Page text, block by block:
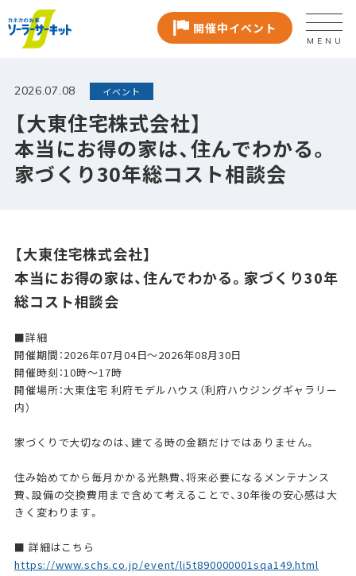
開催中イベント
MENU
2026.07.08 イベント
【大東住宅株式会社】
本当にお得の家は、住んでわかる。
家づくり30年総コスト相談会
【大東住宅株式会社】
本当にお得の家は、住んでわかる。家づくり30年
総コスト相談会
■詳細
開催期間：2026年07月04日〜2026年08月30日
開催時刻：10時～17時
開催場所：大東住宅 利府モデルハウス（利府ハウジングギャラリー
内）
家づくりで大切なのは、建てる時の金額だけではありません。
住み始めてから毎月かかる光熱費、将来必要になるメンテナンス
費、設備の交換費用まで含めて考えることで、30年後の安心感は大
きく変わります。
■ 詳細はこちら
https://www.schs.co.jp/event/li5t890000001sqa149.html